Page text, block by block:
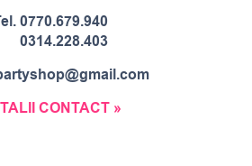
0770.679.940
0314.228.403
CONTACT »